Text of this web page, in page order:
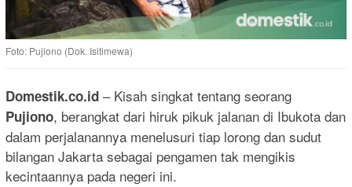
Foto: Pujiono (Dok. Isitimewa)
Domestik.co.id – Kisah singkat tentang seorang
Pujiono, berangkat dari hiruk pikuk jalanan di Ibukota dan
dalam perjalanannya menelusuri tiap lorong dan sudut
bilangan Jakarta sebagai pengamen tak mengikis
kecintaannya pada negeri ini.